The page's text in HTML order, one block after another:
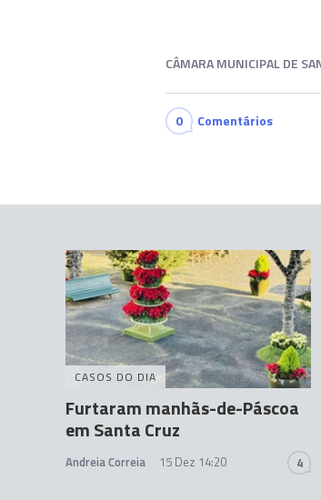
CÂMARA MUNICIPAL DE
0 Comentários
CASOS DO DIA
Furtaram manhãs-de-Páscoa
em Santa Cruz
Andreia Correia 15 Dez 14:20 4